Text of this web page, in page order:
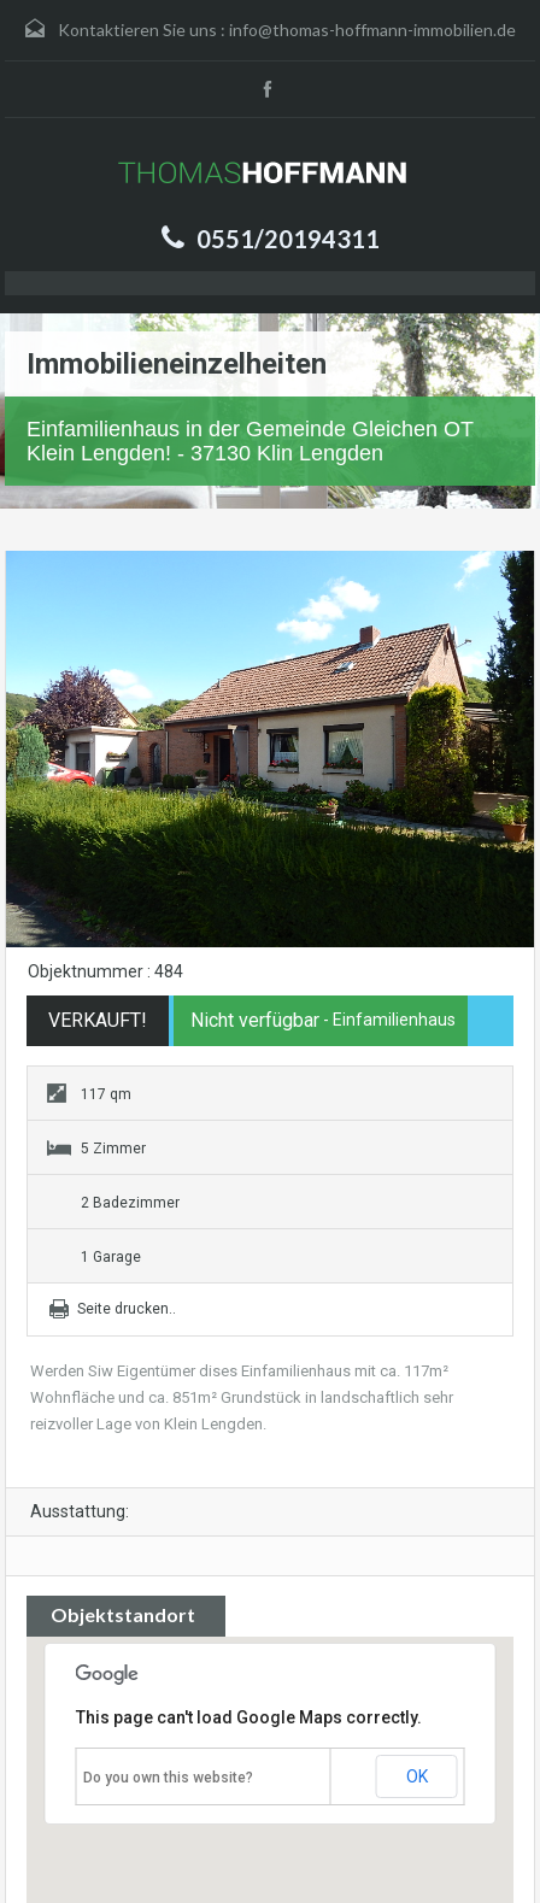
Kontaktieren Sie uns : info@thomas-hoffmann-immobilien.de
0551/20194311
Immobilieneinzelheiten
Einfamilienhaus in der Gemeinde Gleichen OT
Klein Lengden! - 37130 Klin Lengden
Objektnummer : 484
VERKAUFT! Nicht verfügbar - Einfamilienhaus
117 qm
5 Zimmer
2 Badezimmer
1 Garage
Seite drucken..
Werden Siw Eigentümer dises Einfamilienhaus mit ca. 117m²
Wohnfläche und ca. 851m² Grundstück in landschaftlich sehr
reizvoller Lage von Klein Lengden.
Ausstattung:
Objektstandort
This page can't load Google Maps correctly.
Do you own this website? OK